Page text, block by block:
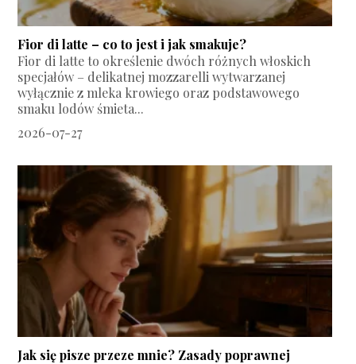
Fior di latte – co to jest i jak smakuje?
Fior di latte to określenie dwóch różnych włoskich
specjałów – delikatnej mozzarelli wytwarzanej
wyłącznie z mleka krowiego oraz podstawowego
smaku lodów śmieta...
2026-07-27
Jak się pisze przeze mnie? Zasady poprawnej